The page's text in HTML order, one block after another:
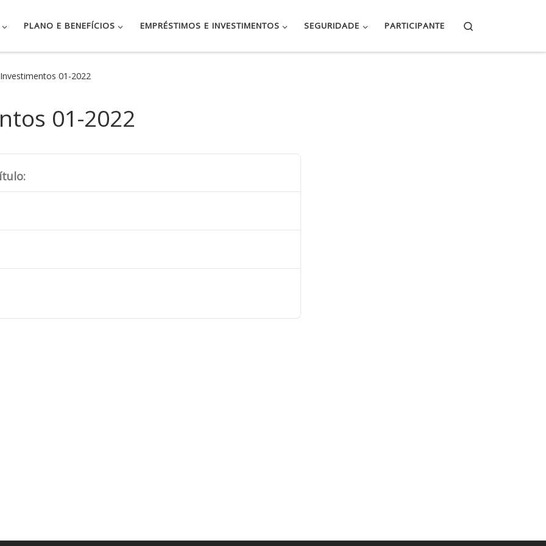
PLANO E BENEFÍCIOS EMPRÉSTIMOS E INVESTIMENTOS SEGURIDADE PARTICIPANTE
01-2022
01-2022